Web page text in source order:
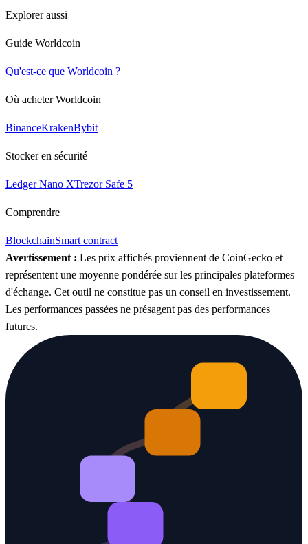
Explorer aussi
Guide Worldcoin
Qu'est-ce que Worldcoin ?
Où acheter Worldcoin
BinanceKrakenBybit
Stocker en sécurité
Ledger Nano XTrezor Safe 5
Comprendre
BlockchainSmart contract
Avertissement : Les prix affichés proviennent de CoinGecko et
représentent une moyenne pondérée sur les principales plateformes
d'échange. Cet outil ne constitue pas un conseil en investissement.
Les performances passées ne présagent pas des performances
futures.